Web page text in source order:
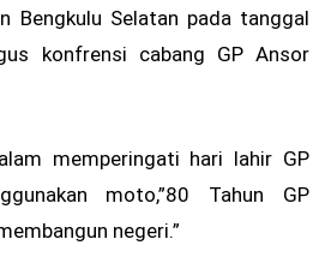
Bengkulu Selatan pada tanggal
konfrensi cabang GP Ansor
memperingati hari lahir GP
moto,”80 Tahun GP
negeri.”